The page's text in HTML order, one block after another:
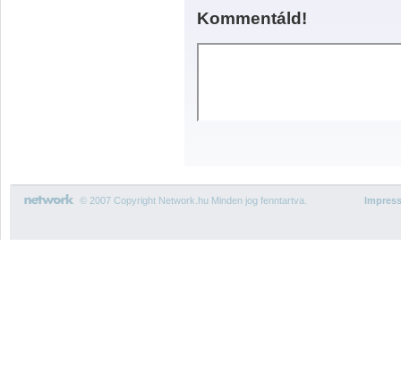
Kommentáld!
© 2007 Copyright Network.hu Minden jog fenntartva.